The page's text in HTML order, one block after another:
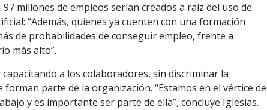
millones de empleos serían creados a raíz del uso de
“Además, quienes ya cuenten con una formación
de probabilidades de conseguir empleo, frente a
más alto”.
a los colaboradores, sin discriminar la
parte de la organización. “Estamos en el vértice de
y es importante ser parte de ella”, concluye Iglesias.